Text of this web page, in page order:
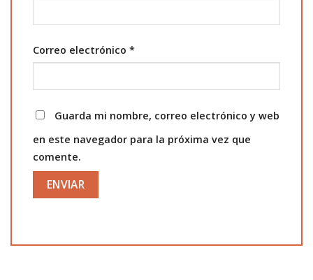
Correo electrónico *
Guarda mi nombre, correo electrónico y web
en este navegador para la próxima vez que
comente.